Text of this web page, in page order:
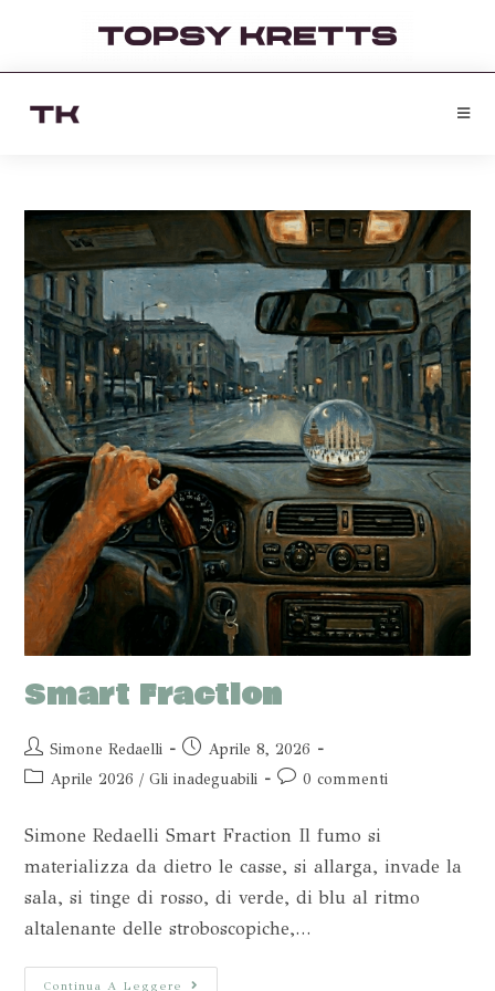
Smart Fraction
Simone Redaelli
Aprile 8, 2026
Aprile 2026 / Gli inadeguabili 0 commenti
Simone Redaelli Smart Fraction Il fumo si
materializza da dietro le casse, si allarga, invade la
sala, si tinge di rosso, di verde, di blu al ritmo
altalenante delle stroboscopiche,…
Continua A Leggere